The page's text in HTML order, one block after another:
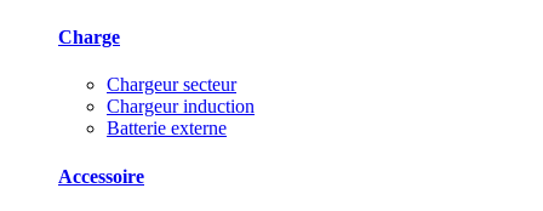
Charge
Chargeur secteur
Chargeur induction
Batterie externe
Accessoire